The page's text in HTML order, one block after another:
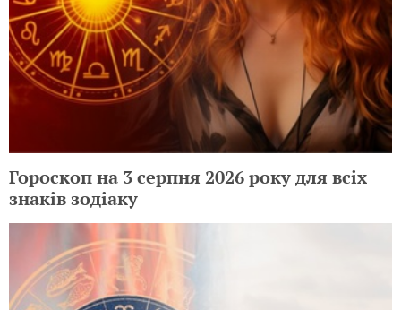
Гороскоп на 3 серпня 2026 року для всіх
знаків зодіаку